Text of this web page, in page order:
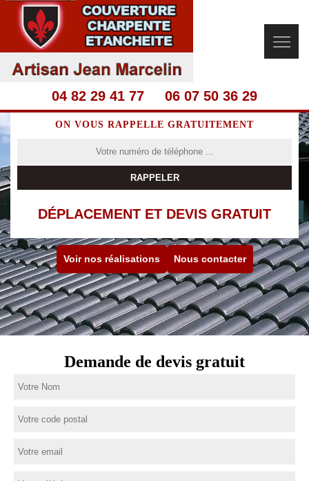
04 82 29 41 77 06 07 50 36 29
ON VOUS RAPPELLE GRATUITEMENT
DÉPLACEMENT ET DEVIS GRATUIT
Voir nos réalisations Nous contacter
Demande de devis gratuit